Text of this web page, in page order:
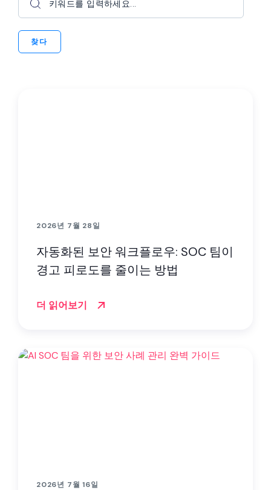
찾다
2026년 7월 28일
자동화된 보안 워크플로우: SOC 팀이
경고 피로도를 줄이는 방법
더 읽어보기
2026년 7월 16일